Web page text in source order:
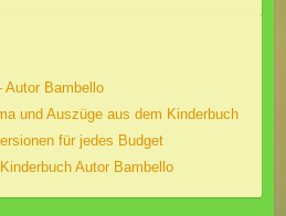
Autor Bambello
und Auszüge aus dem Kinderbuch
für jedes Budget
Autor Bambello